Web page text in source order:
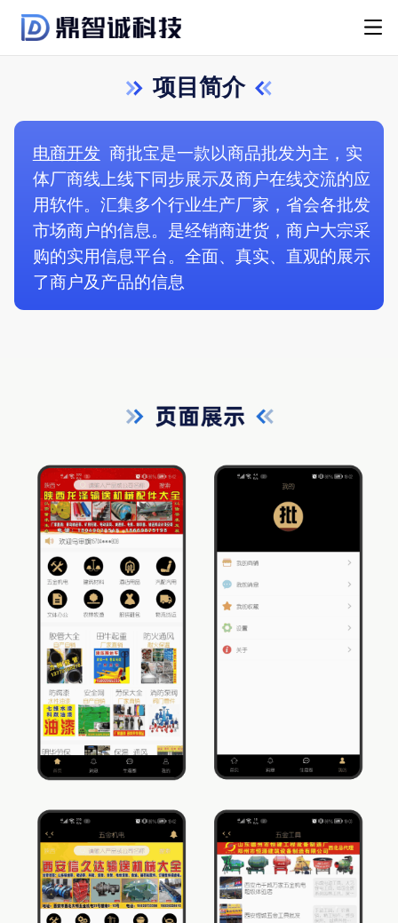
项目简介
电商开发商批宝是一款以商品批发为主，实
体厂商线上线下同步展示及商户在线交流的应
用软件。汇集多个行业生产厂家，省会各批发
市场商户的信息。是经销商进货，商户大宗采
购的实用信息平台。全面、真实、直观的展示
了商户及产品的信息